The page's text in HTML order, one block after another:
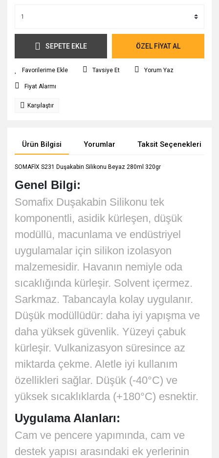
SEPETE EKLE ÖZEL FİYAT AL
Tavsiye Et Yorum Yaz
Fiyat Alarmı
Karşılaştır
Ürün Bilgisi Yorumlar Taksit Seçenekleri
SOMAFİX S231 Duşakabin Silikonu Beyaz 280ml 320gr
Genel Bilgi:
Somafix Duşakabin Silikonu tek
komponentli, asidik kürleşen, düşük
modüllü, macunlama ve endüstriyel
uygulamalar için silikon izolasyon
malzemesidir. Havanın nemiyle oda
sıcaklığında kürleşir. Solvent içermez.
Sarkmaz. Tabancayla kolay uygulanır.
Düşük modüllüdür: daha iyi yapışma ve
daha yüksek güvenlik. Yüzeyi çabuk
kürleşir. Vulkanizasyon süresince az
miktarda çekme. Aletle iyi kullanım
özellikleri sağlar. Düşük (-40°C) ve
yüksek sıcaklıklarda (+180°C) esnektir.
Uygulama Alanları:
Cam ve pencere yapımında, cam ve
destek yapısı arasındaki ek yerlerinin